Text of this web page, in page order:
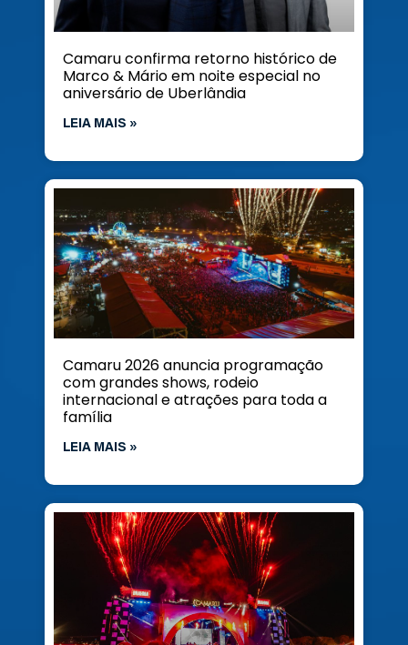
Camaru confirma retorno histórico de
Marco & Mário em noite especial no
aniversário de Uberlândia
LEIA MAIS »
Camaru 2026 anuncia programação
com grandes shows, rodeio
internacional e atrações para toda a
família
LEIA MAIS »